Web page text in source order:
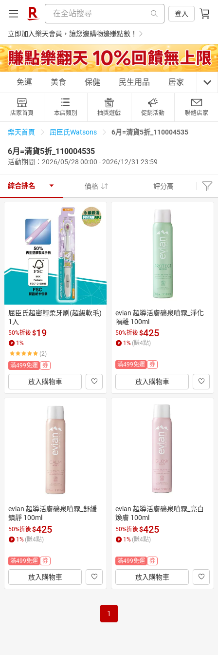
登入
立即加入樂天會員，讓您邊購物邊賺點數！
購物網分類
天天免運 美食蛋糕 養生保健 民生用品
男裝
日本購物 電子/紙本書
免運 美食 保健 民生用品 居家 3C
店家首頁 本店類別 抽獎遊戲 促銷活動 聯絡店家
樂天首頁 屈臣氏Watsons 6月=清貨5折_110004535
6月=清貨5折_110004535
活動期間：2026/05/28 00:00 - 2026/12/31 23:59
綜合排名 價格 評分高
屈臣氏超密輕柔牙刷(超級軟毛)
1入
50%折後$19
1 %
(2)
滿499免運
券
放入購物車
evian 超導活膚礦泉噴霧_淨化
隔離 100ml
50%折後$425
1 % (賺4點)
滿499免運 券
放入購物車
evian 超導活膚礦泉噴霧_舒緩
鎮靜 100ml
50%折後$425
1% (賺4點)
滿499免運 券
放入購物車
evian 超導活膚礦泉噴霧_亮白
煥膚 100ml
50%折後$425
1% (賺4點)
滿499免運 券
放入購物車
1